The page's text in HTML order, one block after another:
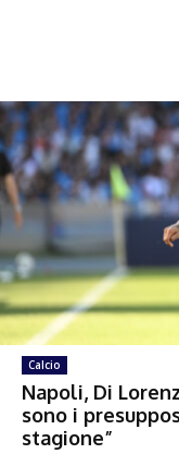
Calcio
Napoli, Di
sono i
stagione”